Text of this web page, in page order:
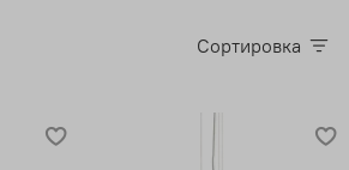
Сортировка